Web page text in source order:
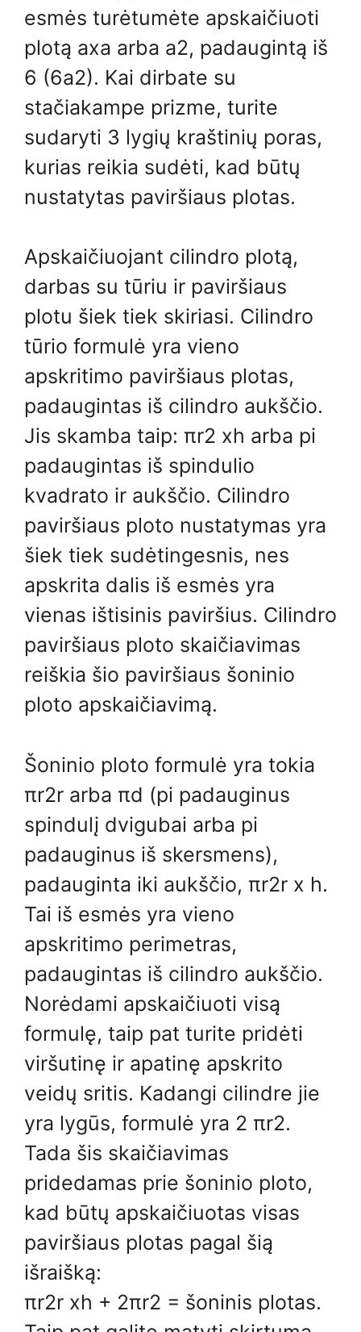
esmės turėtumėte apskaičiuoti
plotą axa arba a2, padaugintą iš
6 (6a2). Kai dirbate su
stačiakampe prizme, turite
sudaryti 3 lygių kraštinių poras,
kurias reikia sudėti, kad būtų
nustatytas paviršiaus plotas.
Apskaičiuojant cilindro plotą,
darbas su tūriu ir paviršiaus
plotu šiek tiek skiriasi. Cilindro
tūrio formulė yra vieno
apskritimo paviršiaus plotas,
padaugintas iš cilindro aukščio.
Jis skamba taip: πr2 xh arba pi
padaugintas iš spindulio
kvadrato ir aukščio. Cilindro
paviršiaus ploto nustatymas yra
šiek tiek sudėtingesnis, nes
apskrita dalis iš esmės yra
vienas ištisinis paviršius. Cilindro
paviršiaus ploto skaičiavimas
reiškia šio paviršiaus šoninio
ploto apskaičiavimą.
Šoninio ploto formulė yra tokia
πr2r arba πd (pi padauginus
spindulį dvigubai arba pi
padauginus iš skersmens),
padauginta iki aukščio, πr2r x h.
Tai iš esmės yra vieno
apskritimo perimetras,
padaugintas iš cilindro aukščio.
Norėdami apskaičiuoti visą
formulę, taip pat turite pridėti
viršutinę ir apatinę apskrito
veidų sritis. Kadangi cilindre jie
yra lygūs, formulė yra 2 πr2.
Tada šis skaičiavimas
pridedamas prie šoninio ploto,
kad būtų apskaičiuotas visas
paviršiaus plotas pagal šią
išraišką:
πr2r xh + 2πr2 = šoninis plotas.